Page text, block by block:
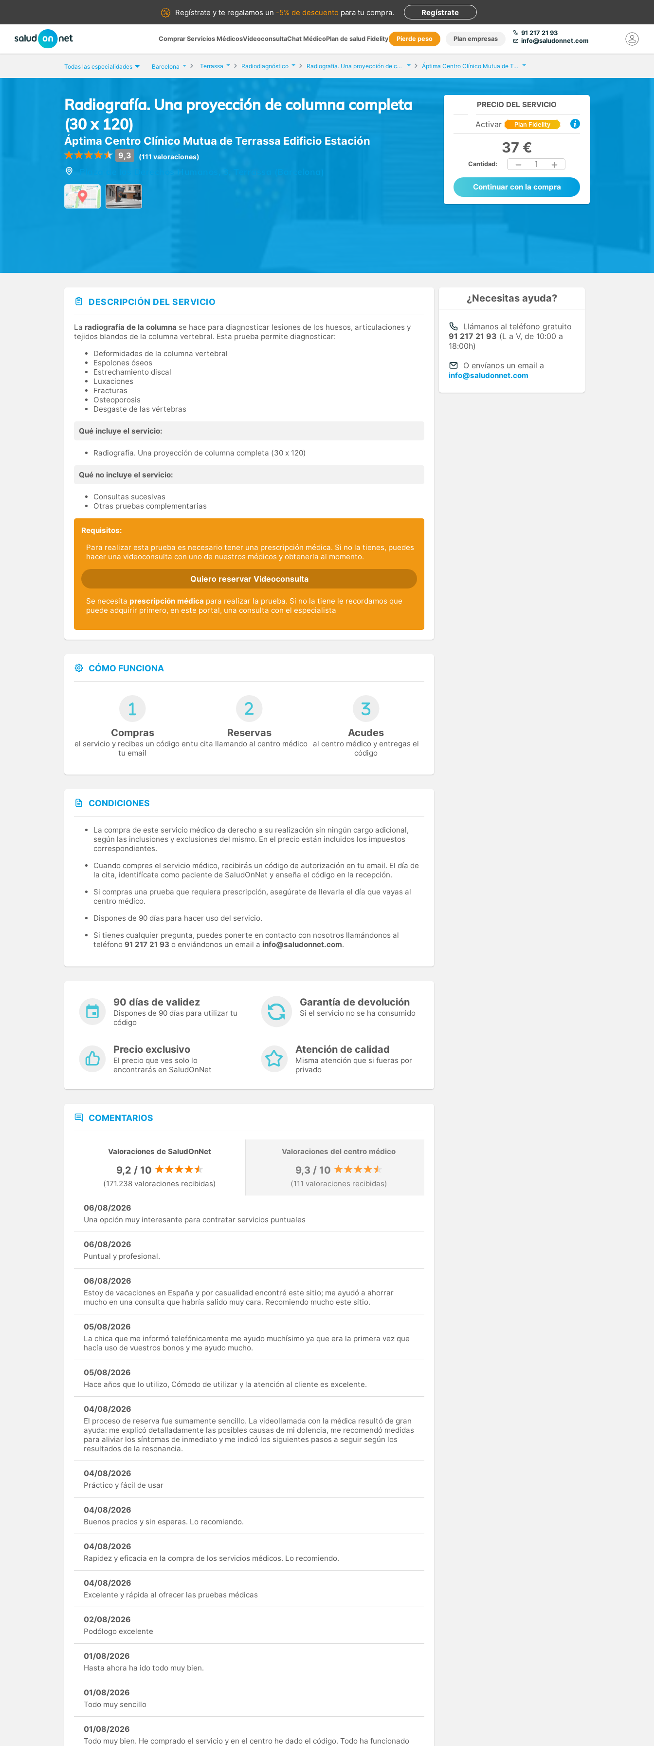
Regístrate yte regalamos un -5% de descuento para tu compra. Regístrate
Comprar Servicios MédicosVideoconsultaChat MédicoPlan de salud Fidelity Pierde peso Plan empresas
91 217 21 93
info@saludonnet.com
Todas las especialidades Barcelona Terrassa Radiodiagnóstico Radiografía. Una proyección de columna completa (30 x 120) Áptima Centro Clínico Mutua de Terrassa Edificio Estación
Radiografía. Una proyección de columna completa
(30 x 120)
Áptima Centro Clínico Mutua de Terrassa Edificio Estación
9,3 (111 valoraciones)
PRECIO DEL SERVICIO
Activar Plan Fidelity
37 €
Cantidad: 1
Continuar con la compra
DESCRIPCIÓN DEL SERVICIO
La radiografía de la columna se hace para diagnosticar lesiones de los huesos, articulaciones y
tejidos blandos de la columna vertebral. Esta prueba permite diagnosticar:
Deformidades de la columna vertebral
Espolones óseos
Estrechamiento discal
Luxaciones
Fracturas
Osteoporosis
Desgaste de las vértebras
Qué incluye el servicio:
Radiografía. Una proyección de columna completa (30 x 120)
Qué no incluye el servicio:
Consultas sucesivas
Otras pruebas complementarias
Requisitos:
Para realizar esta prueba es necesario tener una prescripción médica. Si no la tienes, puedes
hacer una videoconsulta con uno de nuestros médicos y obtenerla al momento.
Quiero reservar Videoconsulta
Se necesita prescripción médica para realizar la prueba. Si no la tiene le recordamos que
puede adquirir primero, en este portal, una consulta con el especialista
CÓMO FUNCIONA
Compras
el servicio y recibes un código en
tu email
Reservas
tu cita llamando al centro médico
Acudes
al centro médico y entregas el
código
CONDICIONES
La compra de este servicio médico da derecho a su realización sin ningún cargo adicional,
según las inclusiones y exclusiones del mismo. En el precio están incluidos los impuestos
correspondientes.
Cuando compres el servicio médico, recibirás un código de autorización en tu email. El día de
la cita, identifícate como paciente de SaludOnNet y enseña el código en la recepción.
Si compras una prueba que requiera prescripción, asegúrate de llevarla el día que vayas al
centro médico.
Dispones de 90 días para hacer uso del servicio.
Si tienes cualquier pregunta, puedes ponerte en contacto con nosotros llamándonos al
teléfono 91 217 21 93 o enviándonos un email a info@saludonnet.com.
90 días de validez
Dispones de 90 días para utilizar tu
código
Garantía de devolución
Si el servicio no se ha consumido
Precio exclusivo
El precio que ves solo lo
encontrarás en SaludOnNet
Atención de calidad
Misma atención que si fueras por
privado
COMENTARIOS
Valoraciones de SaludOnNet
9,2 / 10
(171.238 valoraciones recibidas)
Valoraciones del centro médico
9,3 / 10
(111 valoraciones recibidas)
06/08/2026
Una opción muy interesante para contratar servicios puntuales
06/08/2026
Puntual y profesional.
06/08/2026
Estoy de vacaciones en España y por casualidad encontré este sitio; me ayudó a ahorrar
mucho en una consulta que habría salido muy cara. Recomiendo mucho este sitio.
05/08/2026
La chica que me informó telefónicamente me ayudo muchísimo ya que era la primera vez que
hacía uso de vuestros bonos y me ayudo mucho.
05/08/2026
Hace años que lo utilizo, Cómodo de utilizar y la atención al cliente es excelente.
04/08/2026
El proceso de reserva fue sumamente sencillo. La videollamada con la médica resultó de gran
ayuda: me explicó detalladamente las posibles causas de mi dolencia, me recomendó medidas
para aliviar los síntomas de inmediato y me indicó los siguientes pasos a seguir según los
resultados de la resonancia.
04/08/2026
Práctico y fácil de usar
04/08/2026
Buenos precios y sin esperas. Lo recomiendo.
04/08/2026
Rapidez y eficacia en la compra de los servicios médicos. Lo recomiendo.
04/08/2026
Excelente y rápida al ofrecer las pruebas médicas
02/08/2026
Podólogo excelente
01/08/2026
Hasta ahora ha ido todo muy bien.
01/08/2026
Todo muy sencillo
01/08/2026
Todo muy bien. He comprado el servicio y en el centro he dado el código. Todo ha funcionado
¿Necesitas ayuda?
Llámanos al teléfono gratuito
91 217 21 93 (L a V, de 10:00 a
18:00h)
O envíanos un email a
info@saludonnet.com